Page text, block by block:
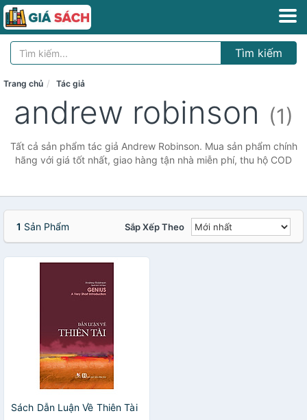
Tìm kiếm
Trang chủ Tác giả
andrew robinson (1)
Tất cả sản phẩm tác giả Andrew Robinson. Mua sản phẩm chính
hãng với giá tốt nhất, giao hàng tận nhà miễn phí, thu hộ COD
1 Sản Phẩm Sắp Xếp Theo
Sách Dẫn Luận Về Thiên Tài